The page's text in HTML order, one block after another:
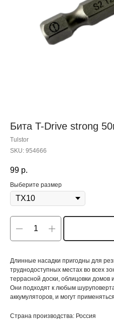
Бита T-Drive strong
Tulstor
SKU: 954666
99 р.
Выберите размер
Длинные насадки пригодны для
труднодоступных местах во всех
террасной доски, облицовки домов
Они подходят к любым
аккумуляторов, и могут
Страна производства: Россия